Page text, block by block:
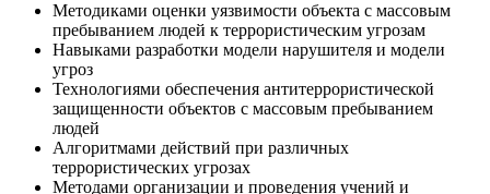
Методиками оценки уязвимости объекта с массовым
пребыванием людей к террористическим угрозам
Навыками разработки модели нарушителя и модели
угроз
Технологиями обеспечения антитеррористической
защищенности объектов с массовым пребыванием
людей
Алгоритмами действий при различных
террористических угрозах
Методами организации и проведения учений и